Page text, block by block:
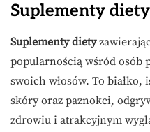
Suplementy
Suplementy diety
popularnością wśród osób
swoich włosów. To białko,
skóry oraz paznokci,
zdrowiu i atrakcyjnym